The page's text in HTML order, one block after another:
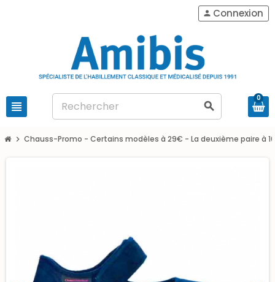
view_headline search
person Connexion
0
chevron_right Chauss-Promo - Certains modèles à 29€ - La deuxième paire à